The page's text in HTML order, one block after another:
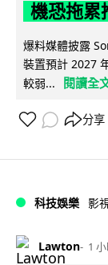
機恐拖累
爆料媒體披露
裝置預計 2027
較弱...
閱讀全
分享
科技娛樂 影
Lawton 1